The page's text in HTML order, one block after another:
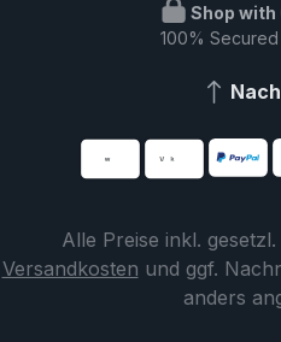
Shop
100%
Alle Preise inkl.
Versandkosten und ggf.
anders